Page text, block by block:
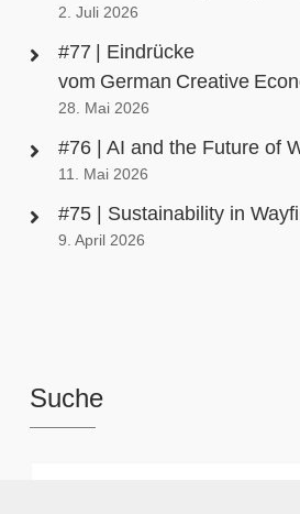
2. Juli 2026
#77 | Eindrücke
vom German Creative
28. Mai 2026
#76 | AI and the Future of
11. Mai 2026
#75 | Sustainability in
9. April 2026
Suche